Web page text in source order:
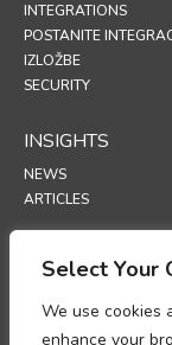
Select Your
We use cookies
enhance your
INTEGRATIONS
POSTANITE
IZLOŽBE
SECURITY
INSIGHTS
NEWS
ARTICLES
SUPPORT